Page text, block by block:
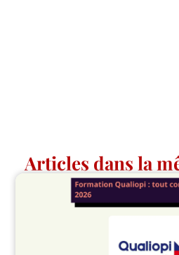
Articles dans la